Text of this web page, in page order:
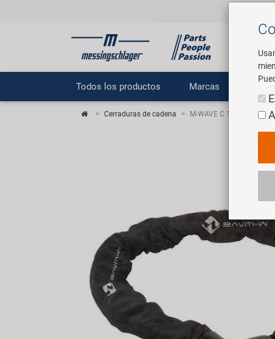
Todos los productos Marcas
Cerraduras de cadena M-WAVE C 10.11